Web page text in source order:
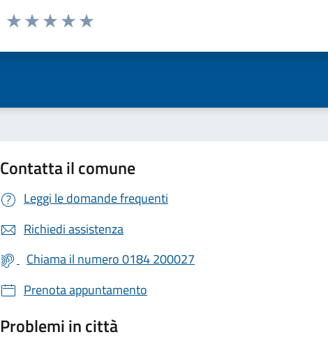
Valuta da 1 a 5 stelle la pagina
Contatta il comune
Leggi le domande frequenti
Richiedi assistenza
Chiama il numero 0184 200027
Prenota appuntamento
Problemi in città